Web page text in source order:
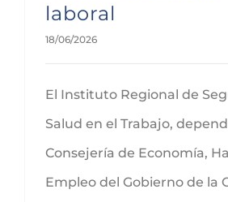
laboral
18/06/2026
El Instituto Regional de
Salud en el Trabajo,
Consejería de Economía,
Empleo del Gobierno de la